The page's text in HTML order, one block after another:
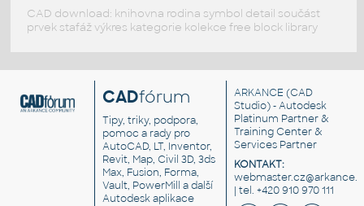
CAD download: knihovna rodina symbol detail součást
prvek stafáž výkres kategorie kolekce free block library
CADfórum
Tipy, triky, podpora,
pomoc a rady pro
AutoCAD, LT, Inventor,
Revit, Map, Civil 3D, 3ds
Max, Fusion, Forma,
Vault, PowerMill a další
Autodesk aplikace
ARKANCE (CAD
Studio) - Autodesk
Platinum Partner &
Training Center &
Services Partner
KONTAKT:
| tel. +420 910 970 111